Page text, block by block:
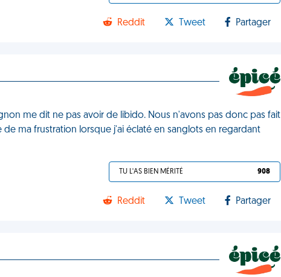
Reddit Tweet Partager
me dit ne pas avoir de libido. Nous n'avons pas donc pas fait
ma frustration lorsque j'ai éclaté en sanglots en regardant
TU L'AS BIEN MÉRITÉ 908
Reddit Tweet Partager